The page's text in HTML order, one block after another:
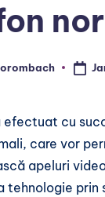
efectuat cu
care vor
apeluri
tehnologie